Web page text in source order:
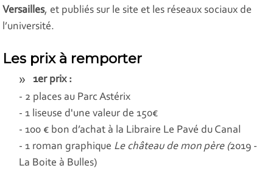
Versailles, et publiés sur le site et les réseaux sociaux de
l’université.
Les prix à remporter
1er prix :
- 2 places au Parc Astérix
- 1 liseuse d'une valeur de 150€
- 100 € bon d’achat à la Libraire Le Pavé du Canal
- 1 roman graphique Le château de mon père (2019 -
La Boite à Bulles)